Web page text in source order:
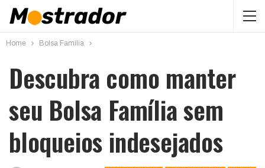
Home Bolsa Família
Descubra como manter
seu Bolsa Família sem
bloqueios indesejados